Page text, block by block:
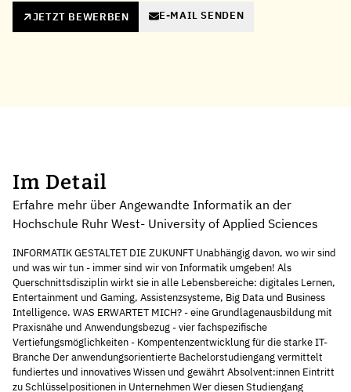
JETZT BEWERBEN E-MAIL SENDEN
Im Detail
Erfahre mehr über Angewandte Informatik an der
Hochschule Ruhr West- University of Applied Sciences
INFORMATIK GESTALTET DIE ZUKUNFT Unabhängig davon, wo wir sind
und was wir tun - immer sind wir von Informatik umgeben! Als
Querschnittsdisziplin wirkt sie in alle Lebensbereiche: digitales Lernen,
Entertainment und Gaming, Assistenzsysteme, Big Data und Business
Intelligence. WAS ERWARTET MICH? - eine Grundlagenausbildung mit
Praxisnähe und Anwendungsbezug - vier fachspezifische
Vertiefungsmöglichkeiten - Kompentenzentwicklung für die starke IT-
Branche Der anwendungsorientierte Bachelorstudiengang vermittelt
fundiertes und innovatives Wissen und gewährt Absolvent:innen Eintritt
zu Schlüsselpositionen in Unternehmen Wer diesen Studiengang